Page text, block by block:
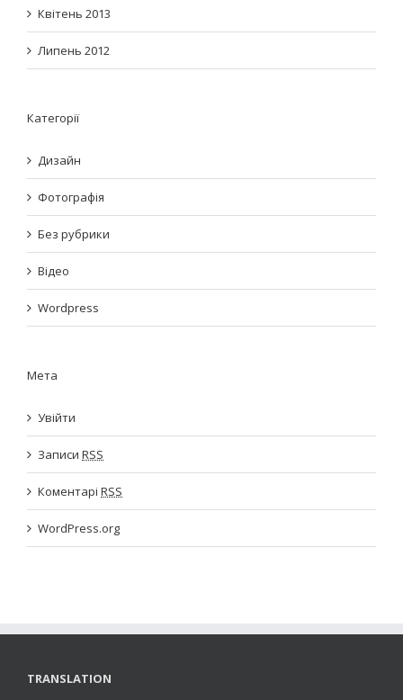
Квітень 2013
Липень 2012
Категорії
Дизайн
Фотографія
Без рубрики
Відео
Wordpress
Мета
Увійти
Записи RSS
Коментарі RSS
WordPress.org
TRANSLATION